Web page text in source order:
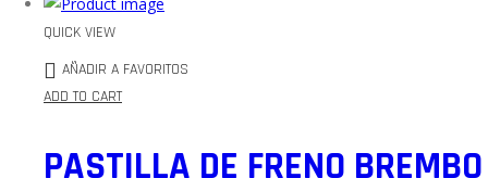
QUICK VIEW
AÑADIR A FAVORITOS
ADD TO CART
PASTILLA DE FRENO BREMBO